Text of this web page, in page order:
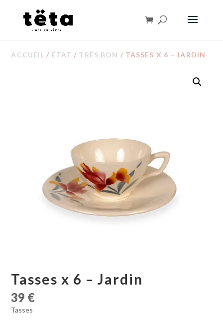
ACCUEIL / ÉTAT / TRÈS BON / TASSES X 6 – JARDIN
Tasses x 6 – Jardin
39 €
Tasses